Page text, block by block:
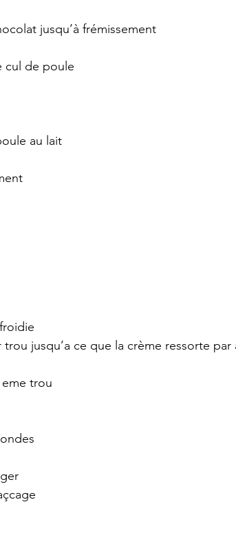
jusqu’à frémissement
cul de poule
au lait
jusqu’a ce que la crème ressorte par
eme trou